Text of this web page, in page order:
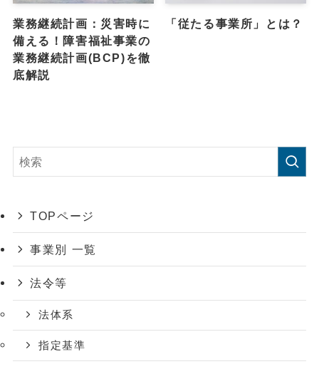
業務継続計画：災害時に
備える！障害福祉事業の
業務継続計画(BCP)を徹
底解説
「従たる事業所」とは？
TOPページ
事業別 一覧
法令等
法体系
指定基準